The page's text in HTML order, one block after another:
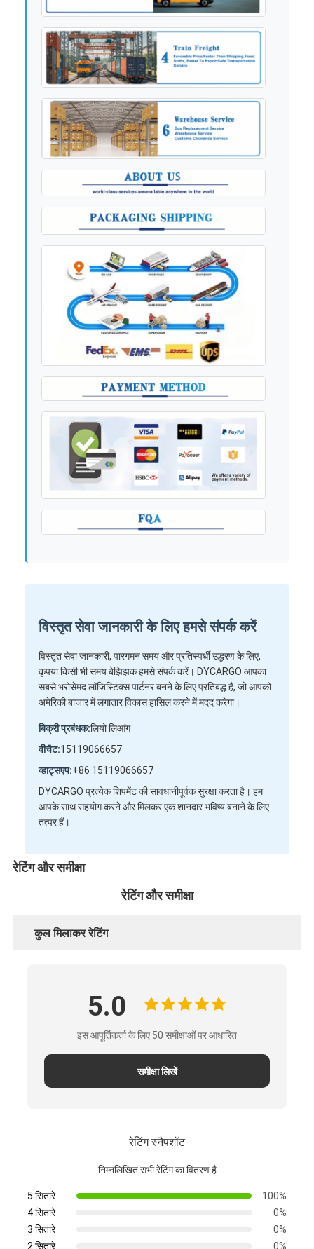
विस्तृत सेवा जानकारी के लिए हमसे संपर्क करें
विस्तृत सेवा जानकारी, पारगमन समय और प्रतिस्पर्धी उद्धरण के लिए,
कृपया किसी भी समय बेझिझक हमसे संपर्क करें। DYCARGO आपका
सबसे भरोसेमंद लॉजिस्टिक्स पार्टनर बनने के लिए प्रतिबद्ध है, जो आपको
अमेरिकी बाजार में लगातार विकास हासिल करने में मदद करेगा।
बिक्री प्रबंधक:लियो लिआंग
वीचैट:15119066657
व्हाट्सएप:+86 15119066657
DYCARGO प्रत्येक शिपमेंट की सावधानीपूर्वक सुरक्षा करता है। हम
आपके साथ सहयोग करने और मिलकर एक शानदार भविष्य बनाने के लिए
तत्पर हैं।
रेटिंग और समीक्षा
रेटिंग और समीक्षा
कुल मिलाकर रेटिंग
5.0
इस आपूर्तिकर्ता के लिए 50 समीक्षाओं पर आधारित
समीक्षा लिखें
रेटिंग स्नैपशॉट
निम्नलिखित सभी रेटिंग का वितरण है
5 सितारे
100%
4 सितारे
0%
3 सितारे
0%
2 सितारे
0%